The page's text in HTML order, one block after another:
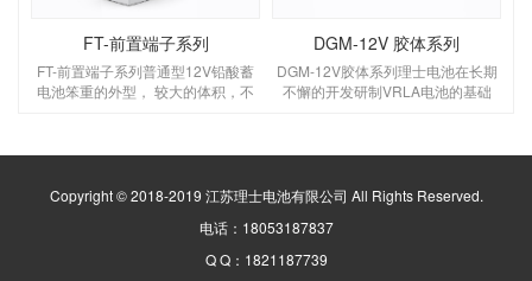
FT-前置端子系列
FT-前置端子系列普通型12V铅酸蓄
电池笨重的外型， 较大的体积，不
形，便捷的安装维护，更宽的温度适
化电源的完美结合，广泛用于通信电
源系统。前置端子电池定义蓄电池引
出端子置于窄面前端，内部单体排列
为2X3结构的狭长型
DGM-12V 胶体系列
DGM-12V胶体系列理士电池在长期
不懈的开发研制VRLA电池的基础
BATTERY，经过模拟加速试验显示
标均已达到国外先进水平，而且生产
已成系列化1. 设计寿命15年。1. 长
时间放电特性。2. 适用于备用和储能
电源使用。3. 特殊的极板设计，循环
Copyright © 2018-2019 江苏理士电池有限公司 All Rights Reserved.
电话：18053187837
Q Q：1821187739